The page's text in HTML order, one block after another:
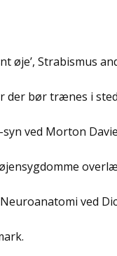
Strabismus
bør trænes i
ved Morton
ved